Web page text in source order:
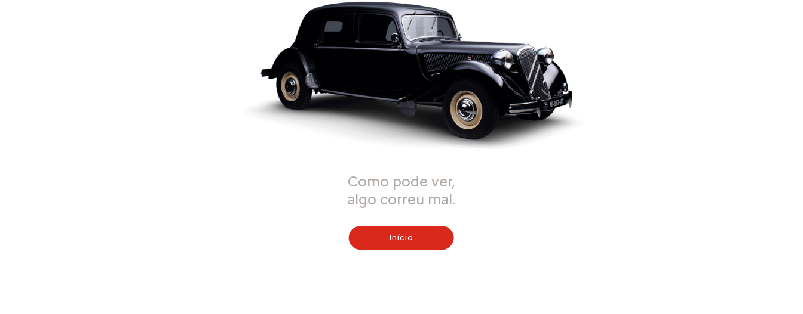
Como pode ver,
algo correu mal.
Início